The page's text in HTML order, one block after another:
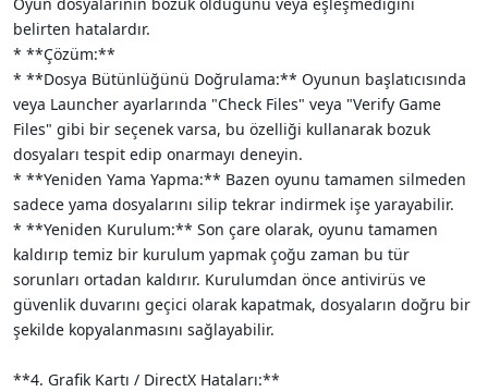
belirten hatalardır.
* **Çözüm:**
* **Dosya Bütünlüğünü Doğrulama:** Oyunun başlatıcısında
veya Launcher ayarlarında "Check Files" veya "Verify Game
Files" gibi bir seçenek varsa, bu özelliği kullanarak bozuk
dosyaları tespit edip onarmayı deneyin.
* **Yeniden Yama Yapma:** Bazen oyunu tamamen silmeden
sadece yama dosyalarını silip tekrar indirmek işe yarayabilir.
* **Yeniden Kurulum:** Son çare olarak, oyunu tamamen
kaldırıp temiz bir kurulum yapmak çoğu zaman bu tür
sorunları ortadan kaldırır. Kurulumdan önce antivirüs ve
güvenlik duvarını geçici olarak kapatmak, dosyaların doğru bir
şekilde kopyalanmasını sağlayabilir.
**4. Grafik Kartı / DirectX Hataları:**